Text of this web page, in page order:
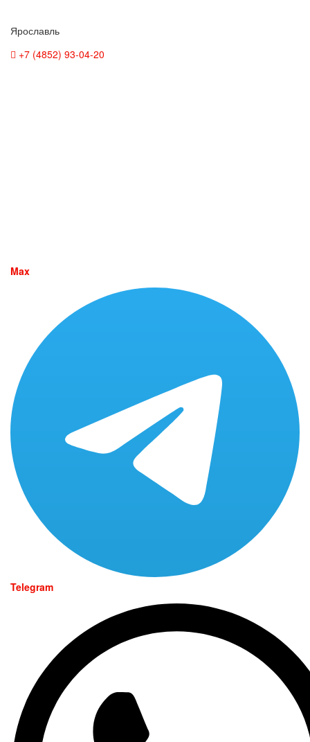
Ярославль
+7 (4852) 93-04-20
Max
Telegram